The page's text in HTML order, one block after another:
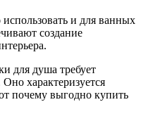
и для ванных
создание
для душа требует
характеризуется
почему выгодно купить